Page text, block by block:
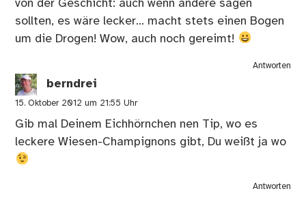
von der Geschicht: auch wenn andere sagen
sollten, es wäre lecker… macht stets einen Bogen
um die Drogen! Wow, auch noch gereimt!
Antworten
berndrei
15. Oktober 2012 um 21:55 Uhr
Gib mal Deinem Eichhörnchen nen Tip, wo es
leckere Wiesen-Champignons gibt, Du weißt ja wo
Antworten